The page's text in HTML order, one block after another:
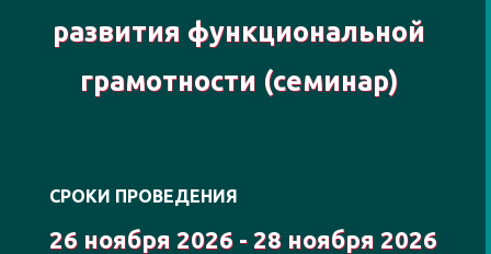
развития функциональной
грамотности (семинар)
СРОКИ ПРОВЕДЕНИЯ
26 ноября 2026 - 28 ноября 2026